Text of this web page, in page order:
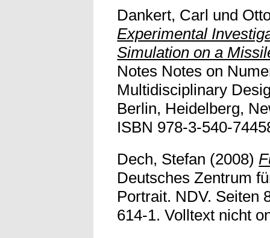
Dankert, Carl und
Experimental
Simulation on a
Notes Notes on
Multidisciplinary
Berlin, Heidelberg,
ISBN 978-3-540-
Dech, Stefan (2008)
Deutsches Zentrum
Portrait. NDV. Seiten
614-1. Volltext nicht